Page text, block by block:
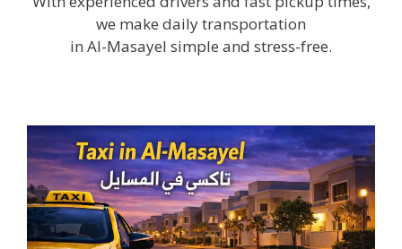
we make daily transportation
in Al-Masayel simple and stress-free.